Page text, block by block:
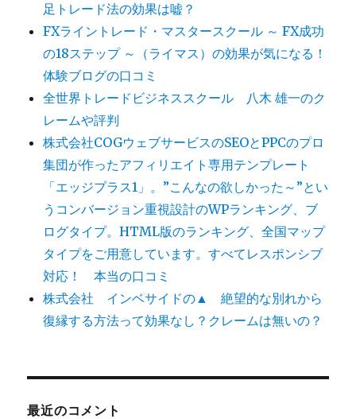
足トレード法の効果は嘘？
FXライントレード・マスタースクール ～ FX成功
の18ステップ ～（ライマス）の効果が気になる！
体験ブログの口コミ
全世界トレードビジネススクール 八木 雄一のク
レームや評判
株式会社COGウェブサービスのSEOとPPCのプロ
集団が作ったアフィリエイト専用テンプレート
「エッジプラス1」。”こんなの欲しかった～”とい
うコンバージョン重視設計のWPランキング、ブ
ログタイプ。HTML版のランキング、全国マップ
タイプをご用意しています。すべてレスポンシブ
対応！ 本当の口コミ
株式会社 インベサイドの▲ 絶望的な別れから
復縁する方法って効果なし？クレームは無いの？
最近のコメント